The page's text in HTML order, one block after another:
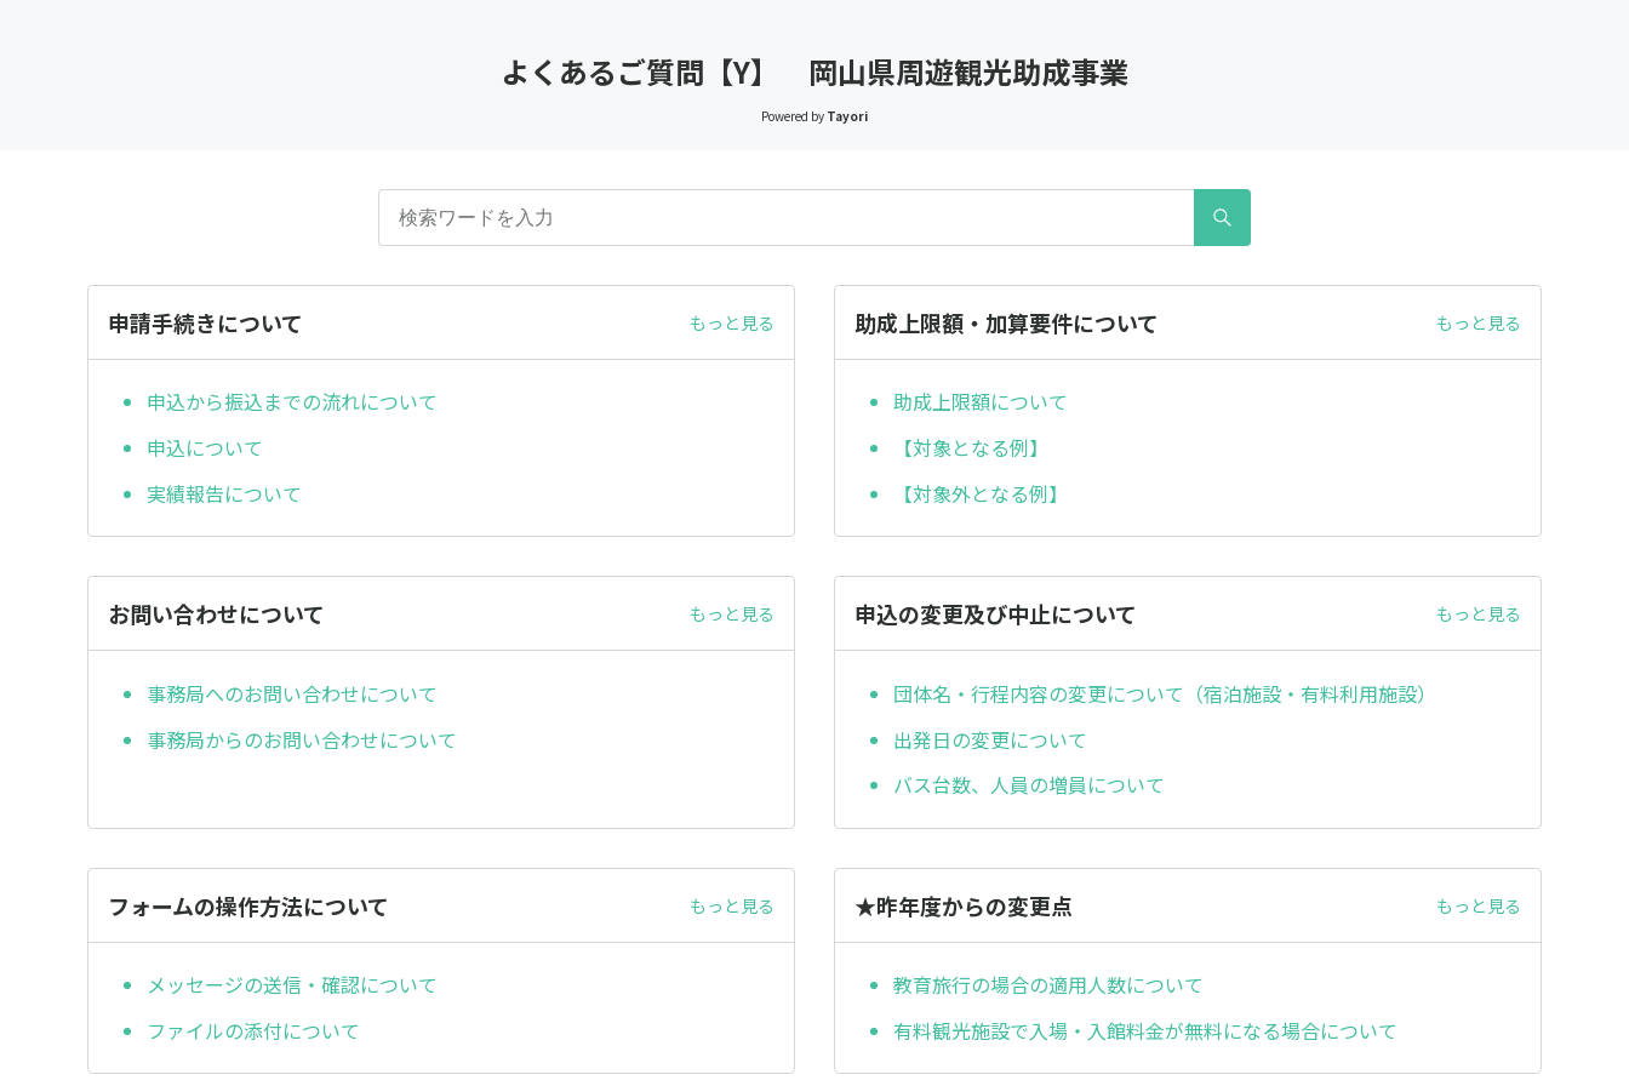
よくあるご質問【Y】 岡山県周遊観光助成事業
Powered by Tayori
申請手続きについて もっと見る
申込から振込までの流れについて
申込について
実績報告について
助成上限額・加算要件について もっと見る
助成上限額について
【対象となる例】
【対象外となる例】
お問い合わせについて もっと見る
事務局へのお問い合わせについて
事務局からのお問い合わせについて
申込の変更及び中止について もっと見る
団体名・行程内容の変更について（宿泊施設・有料利用施設）
出発日の変更について
バス台数、人員の増員について
フォームの操作方法について もっと見る
メッセージの送信・確認について
ファイルの添付について
★昨年度からの変更点 もっと見る
教育旅行の場合の適用人数について
有料観光施設で入場・入館料金が無料になる場合について